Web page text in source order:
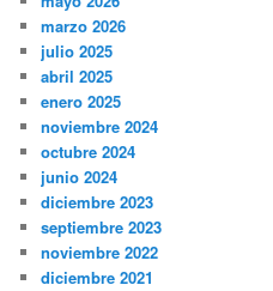
marzo 2026
julio 2025
abril 2025
enero 2025
noviembre 2024
octubre 2024
junio 2024
diciembre 2023
septiembre 2023
noviembre 2022
diciembre 2021